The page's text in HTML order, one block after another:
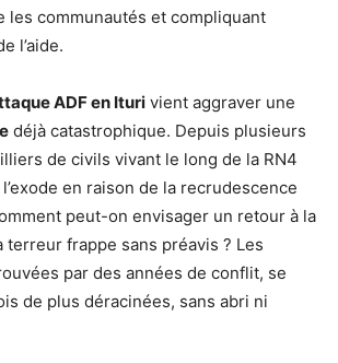
les communautés et compliquant
l’aide.
ADF en Ituri vient aggraver une
déjà catastrophique. Depuis plusieurs
de civils vivant le long de la RN4
en raison de la recrudescence
peut-on envisager un retour à la
terreur frappe sans préavis ? Les
par des années de conflit, se
de plus déracinées, sans abri ni